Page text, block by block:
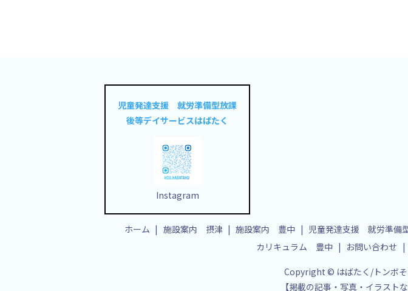
児童発達支援 就労準備型放課
後等デイサービスはばたく
Instagram
ホーム 施設案内 摂津 施設案内 豊中 児童発達支援 就労準備
カリキュラム 豊中
お問い合わせ
Copyright © はばたく/トンボ
【掲載の記事・写真・イラスト